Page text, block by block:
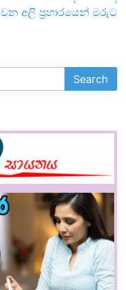
වන අලි ප්‍රහාරයෙන් මරුට